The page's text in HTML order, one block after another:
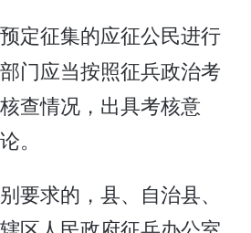
定征集的应征公民进行
门应当按照征兵政治考
查情况，出具考核意
。
要求的，县、自治县、